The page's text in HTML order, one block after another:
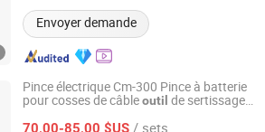
Envoyer demande
Pince électrique Cm-300 Pince à batterie
pour cosses de câbleoutil de sertissage
70,00-85,00 $US / sets
Co.,Ltd